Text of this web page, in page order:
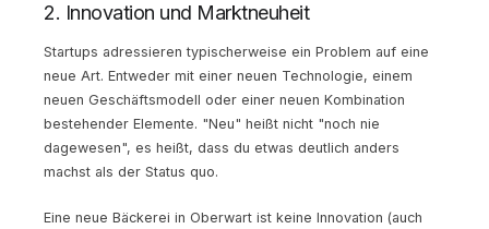
2. Innovation und Marktneuheit
Startups adressieren typischerweise ein Problem auf eine
neue Art. Entweder mit einer neuen Technologie, einem
neuen Geschäftsmodell oder einer neuen Kombination
bestehender Elemente. "Neu" heißt nicht "noch nie
dagewesen", es heißt, dass du etwas deutlich anders
machst als der Status quo.
Eine neue Bäckerei in Oberwart ist keine Innovation (auch